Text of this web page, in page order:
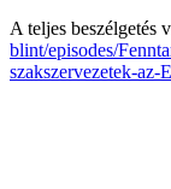
A teljes beszélgetés
blint/episodes/
szakszervezetek-